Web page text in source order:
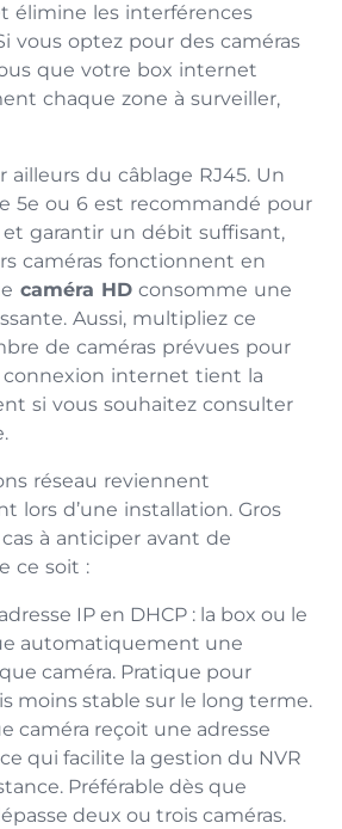
élimine les interférences
vous optez pour des caméras
que votre box internet
chaque zone à surveiller,
ailleurs du câblage RJ45. Un
5e ou 6 est recommandé pour
garantir un débit suffisant,
caméras fonctionnent en
caméra HD consomme une
Aussi, multipliez ce
de caméras prévues pour
internet tient la
si vous souhaitez consulter
réseau reviennent
lors d’une installation. Gros
à anticiper avant de
ce soit :
IP en DHCP : la box ou le
automatiquement une
caméra. Pratique pour
moins stable sur le long terme.
caméra reçoit une adresse
qui facilite la gestion du NVR
Préférable dès que
deux ou trois caméras.